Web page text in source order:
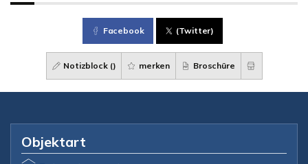
Facebook (Twitter)
Notizblock () merken Broschüre
Objektart